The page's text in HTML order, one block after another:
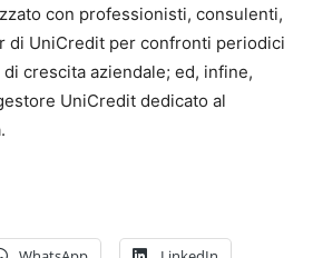
con professionisti, consulenti,
di UniCredit per confronti periodici
crescita aziendale; ed, infine,
UniCredit dedicato al